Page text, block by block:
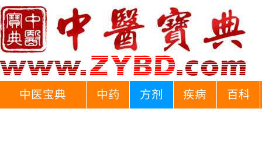
中医宝典 中药 方剂 疾病 百科